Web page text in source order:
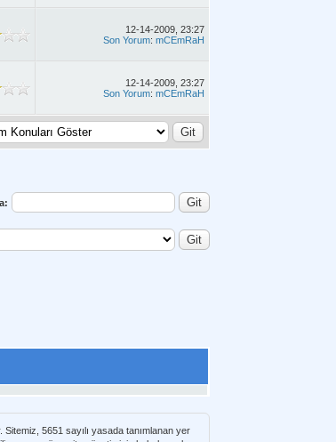
12-14-2009, 23:27
Son Yorum: mCEmRaH
12-14-2009, 23:27
Son Yorum: mCEmRaH
5651 sayılı yasada tanımlanan yer